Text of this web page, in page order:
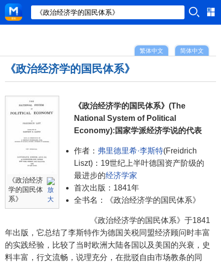
简体中文
繁体中文
《政治经济学的国民体系》
《政治经济
学的国民体
系》
《政治经济学的国民体系》(The
National System of Political
Economy):国家学派经济学说的代表
作者： 弗里德里希·李斯特(Freidrich
Liszt)：19世纪上半叶德国资产阶级的
最进步的经济学家
首次出版：1841年
全书名：《政治经济学的国民体系》
《政治经济学的国民体系》于1841
年出版，它总结了李斯特作为德国关税同盟经济顾问时丰富
的实践经验，比较了当时欧洲大陆各国以及美国的兴衰，史
料丰富，行文流畅，说理充分，在批驳自由市场教条的同